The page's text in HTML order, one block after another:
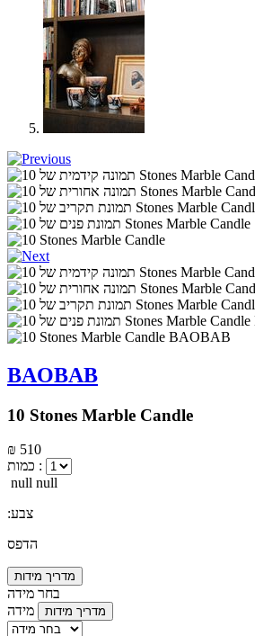
BAOBAB
10 Stones Marble Candle
₪ 510
כמות :
null null
:צבע
הדפס
מדריך מידות
בחר מידה
מידה
מדריך מידות